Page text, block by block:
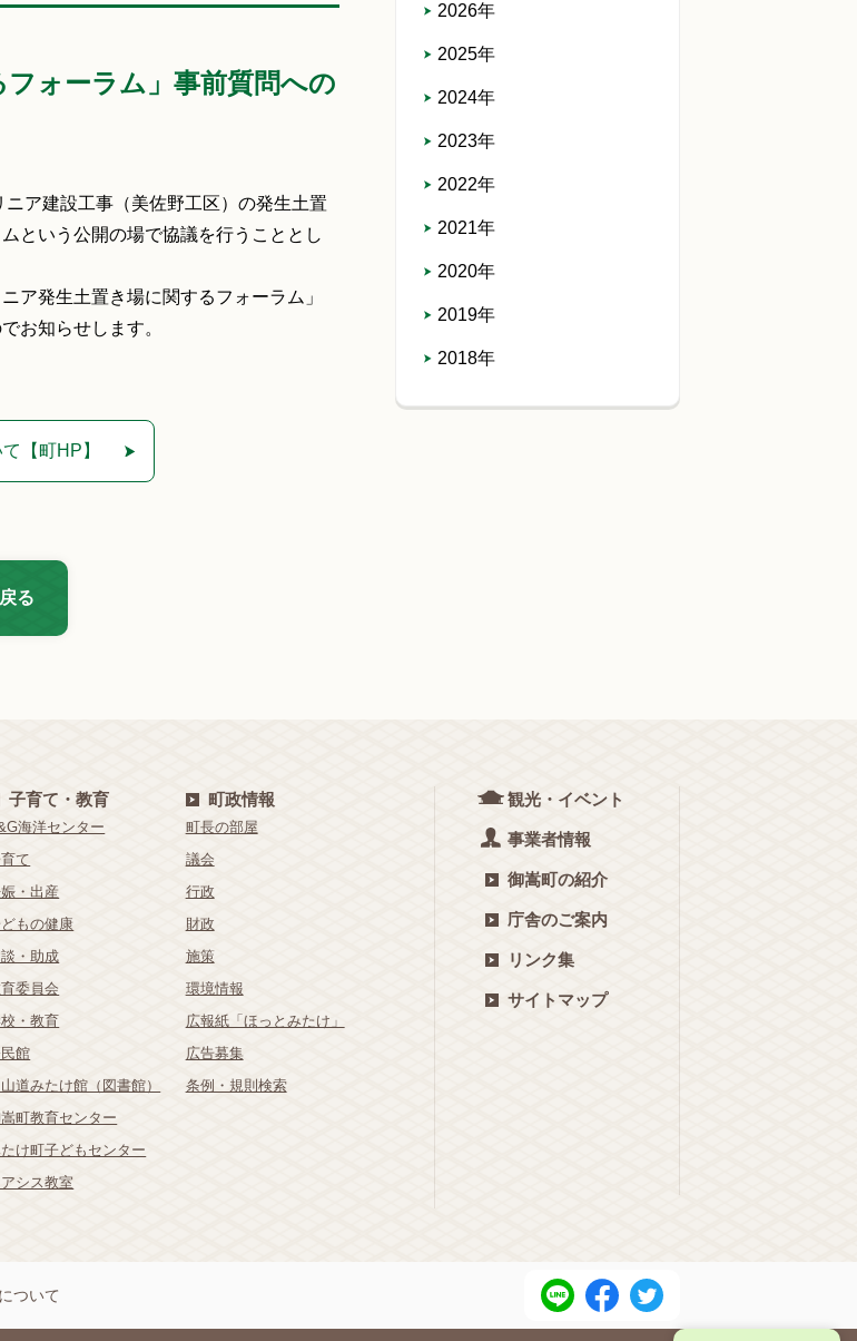
フォーラム」事前質問への
ア建設工事（美佐野工区）の発生土置
という公開の場で協議を行うこととし
ア発生土置き場に関するフォーラム」
お知らせします。
【町HP】
る
2026年
2025年
2024年
2023年
2022年
2021年
2020年
2019年
2018年
子育て・教育
海洋センター
て
・出産
もの健康
・助成
委員会
・教育
館
道みたけ館（図書館）
町教育センター
け町子どもセンター
シス教室
町政情報
町長の部屋
議会
行政
財政
施策
環境情報
広報紙「ほっとみたけ」
広告募集
条例・規則検索
観光・イベント
事業者情報
御嵩町の紹介
庁舎のご案内
リンク集
サイトマップ
ついて